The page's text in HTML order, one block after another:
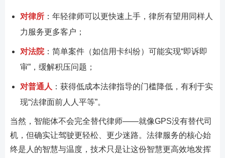
对律所 ：年轻律师可以更快速上手，律所有望用同样人
力服务更多客户；
对法院：简单案件（如信用卡纠纷）可能实现“即诉即
审”，缓解积压问题；
对普通人 ：获得低成本法律指导的门槛降低，有利于实
现“法律面前人人平等”。
当然，智能体不会完全替代律师——就像GPS没有替代司
机，但确实让驾驶更轻松、更少迷路。法律服务的核心始
终是人的智慧与温度，技术只是让这份智慧更高效地发挥